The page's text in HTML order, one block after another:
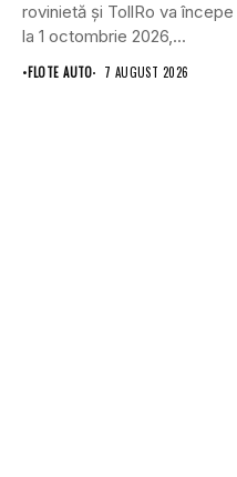
rovinietă și TollRo va începe
la 1 octombrie 2026,...
•FLOTE AUTO 7 AUGUST 2026